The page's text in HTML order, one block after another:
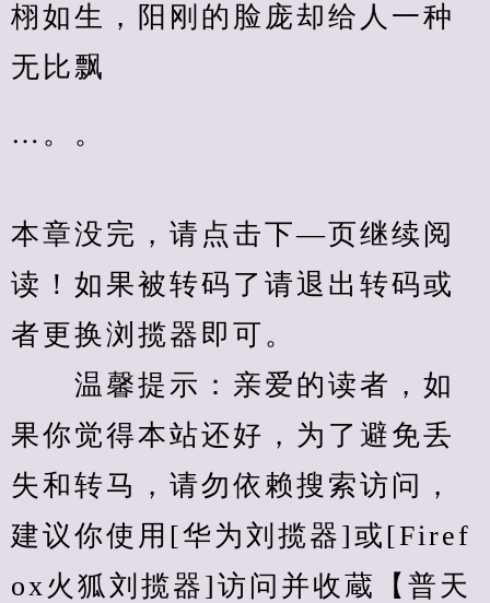
栩如生，阳刚的脸庞却给人一种
无比飘
…。。
本章没完，请点击下—页继续阅
读！如果被转码了请退出转码或
者更换浏揽器即可。
温馨提示：亲爱的读者，如
果你觉得本站还好，为了避免丢
失和转马，请勿依赖搜索访问，
建议你使用[华为刘揽器]或[Firef
ox火狐刘揽器]访问并收蔵【普天